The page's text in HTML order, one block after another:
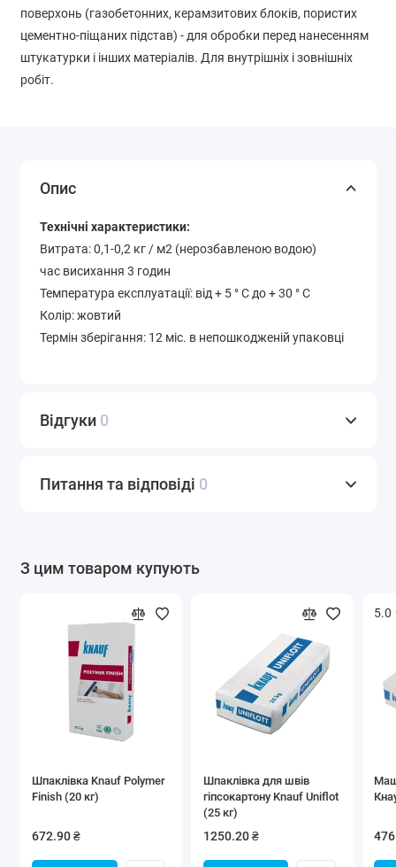
поверхонь (газобетонних, керамзитових блоків, пористих
цементно-піщаних підстав) - для обробки перед нанесенням
штукатурки і інших матеріалів. Для внутрішніх і зовнішніх
робіт.
Опис
Технічні характеристики:
Витрата: 0,1-0,2 кг / м2 (нерозбавленою водою)
час висихання 3 годин
Температура експлуатації: від + 5 ° С до + 30 ° С
Колір: жовтий
Термін зберігання: 12 міс. в непошкодженій упаковці
Відгуки 0
Питання та відповіді 0
З цим товаром купують
Шпаклівка Knauf Polymer
Finish (20 кг)
672.90 ₴
Шпаклівка для швів
гіпсокартону Knauf Uniflot
(25 кг)
1250.20 ₴
5.0